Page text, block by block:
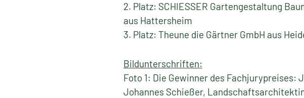
2. Platz: SCHIESSER Gartengestaltung
aus Hattersheim
3. Platz: Theune die Gärtner GmbH aus
Bildunterschriften:
Foto 1: Die Gewinner des
Johannes Schießer,